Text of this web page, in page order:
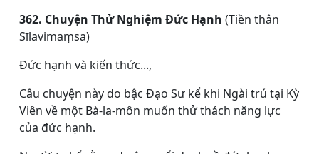
362. Chuyện Thử Nghiệm Đức Hạnh (Tiền thân
Sīlavimaṃsa)
Ðức hạnh và kiến thức...,
Câu chuyện này do bậc Ðạo Sư kể khi Ngài trú tại Kỳ
Viên về một Bà-la-môn muốn thử thách năng lực
của đức hạnh.